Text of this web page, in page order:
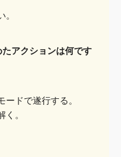
アクションは何です
ドで遂行する。
。